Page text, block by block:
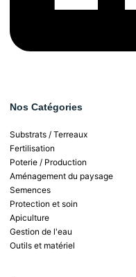
Nos Catégories
Substrats / Terreaux
Fertilisation
Poterie / Production
Aménagement du paysage
Semences
Protection et soin
Apiculture
Gestion de l'eau
Outils et matériel